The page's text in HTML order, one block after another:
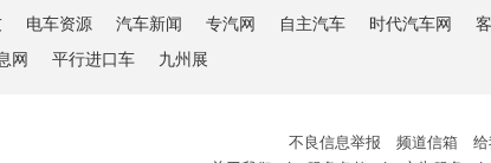
电车资源 汽车新闻 专汽网 自主汽车 时代汽车网
网
平行进口车 九州展
不良信息举报 频道信箱 给